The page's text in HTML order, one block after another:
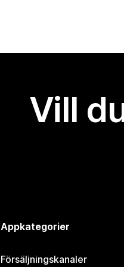
Vill
Appkategorier
Försäljningskanaler